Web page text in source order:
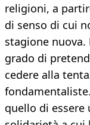
religioni, a
di senso di cui
stagione
grado di
cedere alla
quello di essere